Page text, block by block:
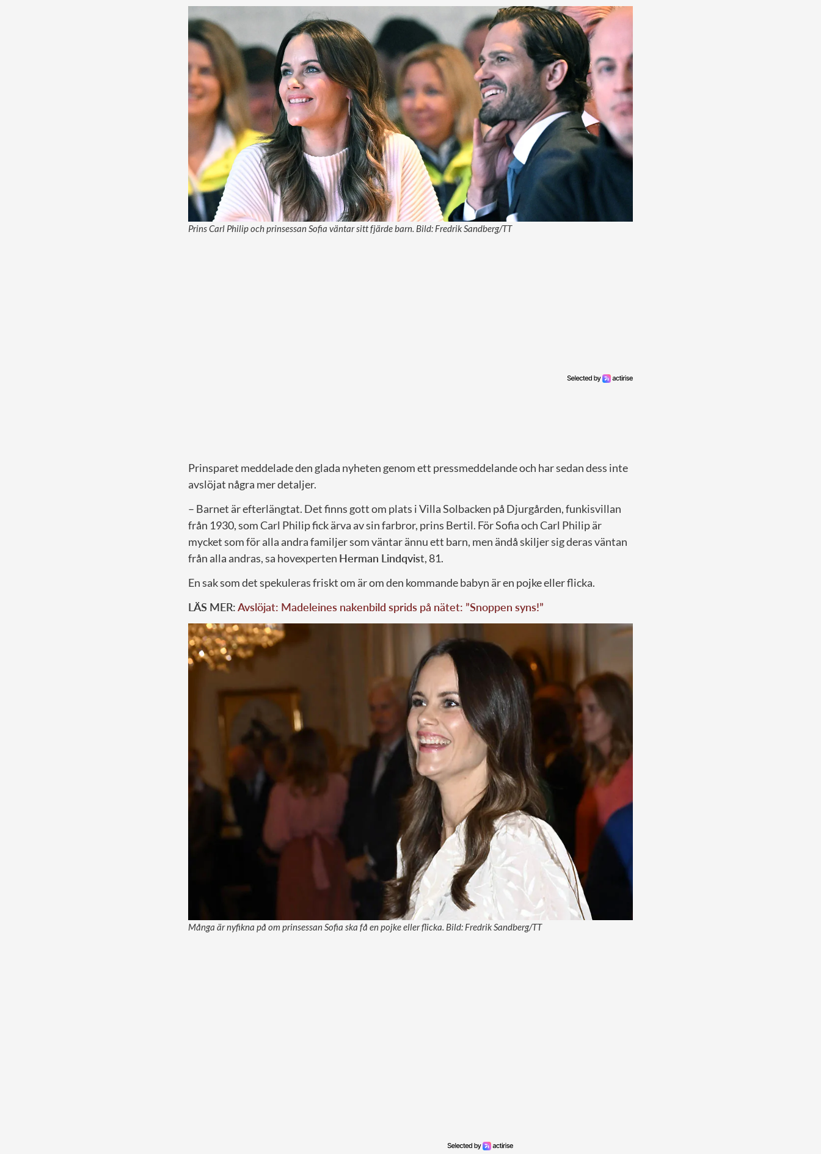
Prins Carl Philip och prinsessan Sofia väntar sitt fjärde barn. Bild: Fredrik Sandberg/TT
Prinsparet meddelade den glada nyheten genom ett pressmeddelande och har sedan dess inte
avslöjat några mer detaljer.
– Barnet är efterlängtat. Det finns gott om plats i Villa Solbacken på Djurgården, funkisvillan
från 1930, som Carl Philip fick ärva av sin farbror, prins Bertil. För Sofia och Carl Philip är
mycket som för alla andra familjer som väntar ännu ett barn, men ändå skiljer sig deras väntan
från alla andras, sa hovexperten Herman Lindqvist, 81.
En sak som det spekuleras friskt om är om den kommande babyn är en pojke eller flicka.
LÄS MER:Avslöjat: Madeleines nakenbild sprids på nätet: ”Snoppen syns!”
Många är nyfikna på om prinsessan Sofia ska få en pojke eller flicka. Bild: Fredrik Sandberg/TT